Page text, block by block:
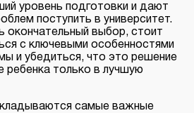
уровень подготовки и дают
поступить в университет.
окончательный выбор, стоит
с ключевыми особенностями
и убедиться, что это решение
ребенка только в лучшую
самые важные